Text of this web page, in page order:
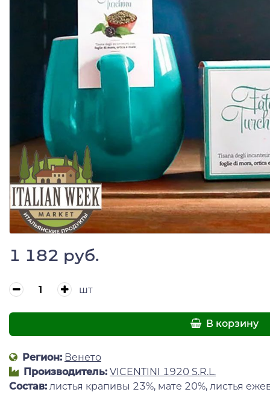
1 182 руб.
шт
В корзину
Регион: Венето
Производитель: VICENTINI 1920 S.R.L.
Состав: листья крапивы 23%, мате 20%, листья